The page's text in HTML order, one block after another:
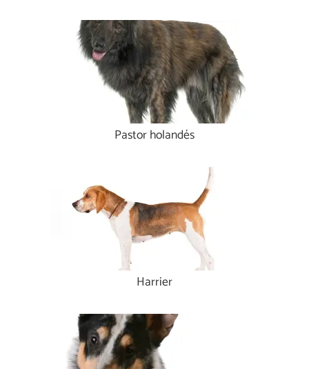
Pastor holandés
Harrier